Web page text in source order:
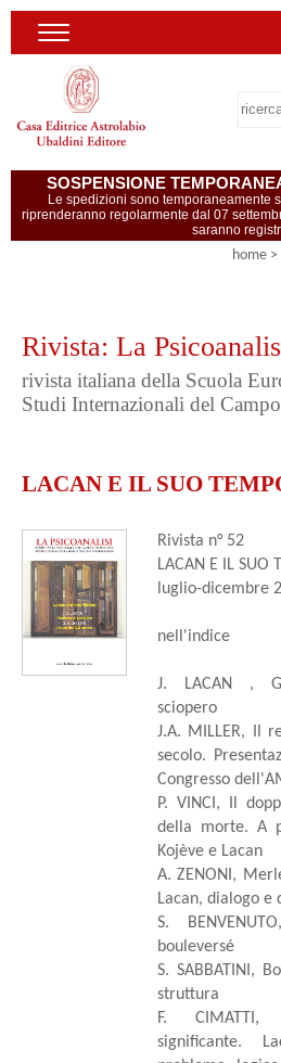
SOSPENSIONE
Le spedizioni sono temporaneamente
riprenderanno regolarmente dal 07
saranno
home
Rivista: La
rivista italiana della Scuola
Studi Internazionali del
LACAN E IL SUO
Rivista n° 52
LACAN E IL SUO
luglio-dicembre
nell'indice
J. LACAN ,
sciopero
J.A. MILLER, Il
secolo.
Congresso
P. VINCI, Il
della morte. A
Kojève e Lacan
A. ZENONI,
Lacan, dialogo e
S.
bouleversé
S. SABBATINI,
struttura
F.
significante.